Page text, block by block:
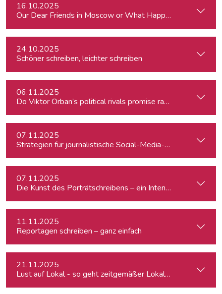
16.10.2025
Our Dear Friends in Moscow or What Happened to
24.10.2025
Schöner schreiben, leichter schreiben
06.11.2025
Do Viktor Orban’s political rivals promise radical policy
07.11.2025
Strategien für journalistische Social-Media-Recherchen
07.11.2025
Die Kunst des Porträtschreibens – ein Intensiv-Workshop
11.11.2025
Reportagen schreiben – ganz einfach
21.11.2025
Lust auf Lokal - so geht zeitgemäßer Lokaljournalismus